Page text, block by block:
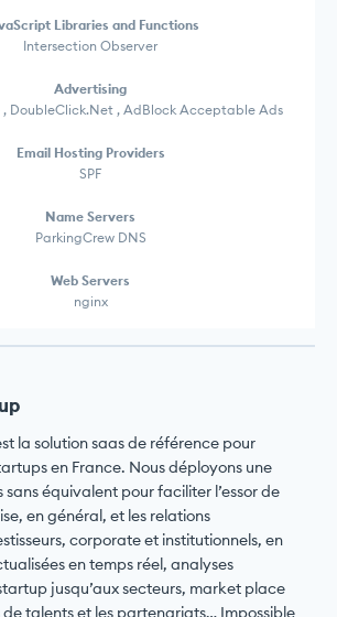
Libraries and Functions
Intersection Observer
Advertising
, DoubleClick.Net , AdBlock Acceptable Ads
Email Hosting Providers
SPF
Name Servers
ParkingCrew DNS
Web Servers
nginx
la solution saas de référence pour
en France. Nous déployons une
équivalent pour faciliter l’essor de
en général, et les relations
corporate et institutionnels, en
en temps réel, analyses
jusqu’aux secteurs, market place
de talents et les partenariats… Impossible